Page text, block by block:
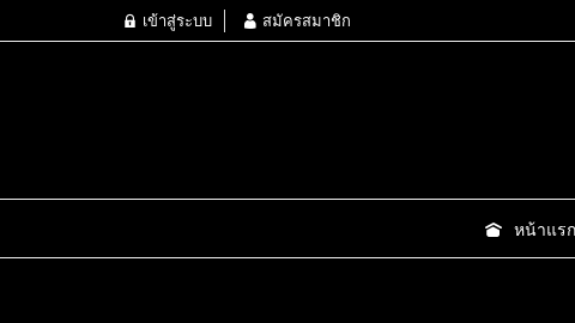
เข้าสู่ระบบ สมัครสมาชิก
หน้าแรก